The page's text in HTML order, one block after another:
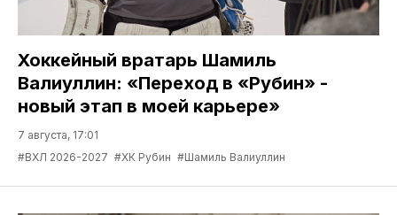
Хоккейный вратарь Шамиль
Валиуллин: «Переход в «Рубин» -
новый этап в моей карьере»
7 августа, 17:01
#ВХЛ 2026-2027 #ХК Рубин #Шамиль Валиуллин